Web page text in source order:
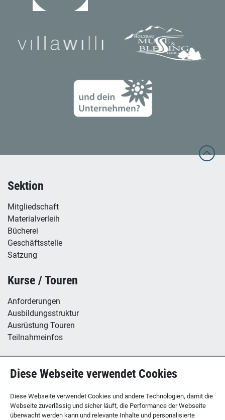
Sektion
Mitgliedschaft
Materialverleih
Bücherei
Geschäftsstelle
Satzung
Kurse / Touren
Anforderungen
Ausbildungsstruktur
Ausrüstung Touren
Teilnahmeinfos
B12 - Boulderzentrum
Diese Webseite verwendet Cookies
Diese Webseite verwendet Cookies und andere Technologien, damit die
Webseite zuverlässig und sicher läuft, die Performance der Webseite
überwacht werden kann und relevante Inhalte und personalisierte